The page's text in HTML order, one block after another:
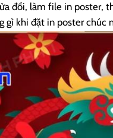
đổi, làm file in poster,
gì khi đặt in poster chúc